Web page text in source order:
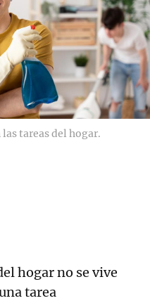
tareas del hogar.
hogar no se vive
tarea